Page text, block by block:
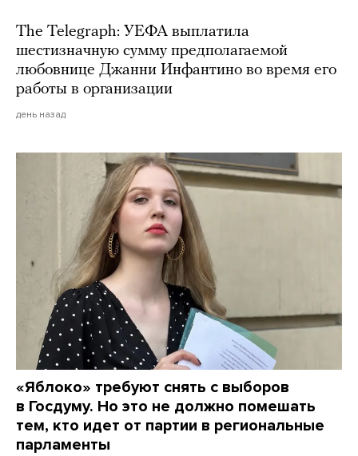
The Telegraph: УЕФА выплатила
шестизначную сумму предполагаемой
любовнице Джанни Инфантино во время его
работы в организации
день назад
«Яблоко» требуют снять с выборов
в Госдуму. Но это не должно помешать
тем, кто идет от партии в региональные
парламенты